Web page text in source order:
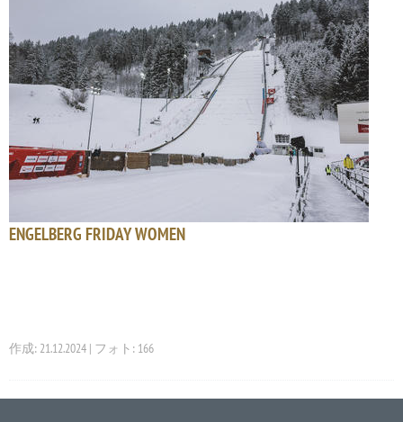
ENGELBERG FRIDAY WOMEN
作成: 21.12.2024 | フォト: 166